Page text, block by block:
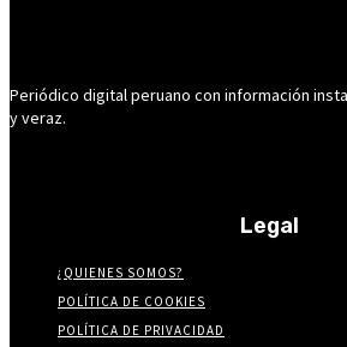
Periódico digital peruano con información
y veraz.
Legal
¿QUIENES SOMOS?
POLÍTICA DE COOKIES
POLÍTICA DE PRIVACIDAD